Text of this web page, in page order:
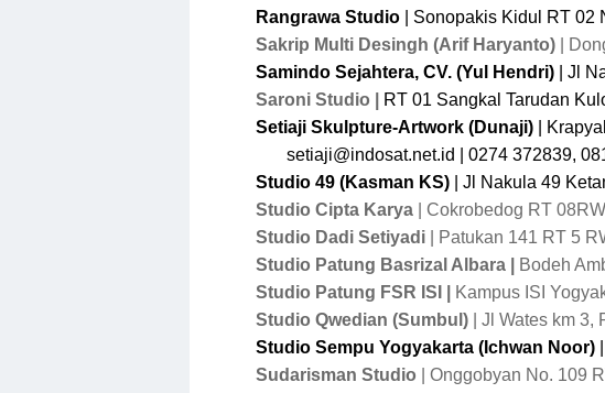
Rangrawa Studio | Sonopakis Kidul RT
Sakrip Multi Desingh (Arif Haryanto)
|
Samindo Sejahtera, CV. (Yul Hendri) | Jl
Saroni Studio |
RT 01 Sangkal Tarudan
Setiaji Skulpture-Artwork (Dunaji) |
setiaji@indosat.net.id
| 0274 372839,
Studio 49 (Kasman KS) | Jl Nakula 49
Studio Cipta Karya | Cokrobedog RT
Studio Dadi Setiyadi | Patukan 141 RT 5
Studio Patung Basrizal Albara |
Bodeh
Studio Patung FSR ISI |
Kampus ISI
Studio Qwedian (Sumbul)
| Jl Wates km
Studio Sempu Yogyakarta (Ichwan Noor)
Sudarisman Studio | Onggobyan No. 109